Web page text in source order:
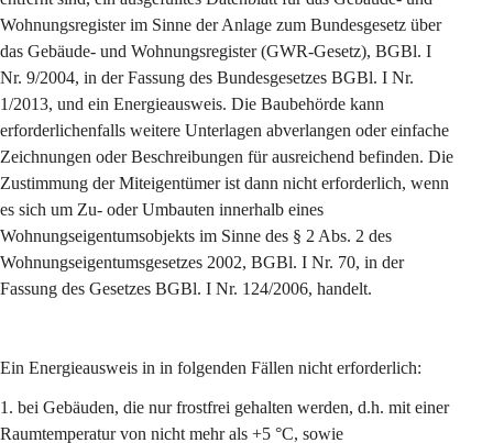
Wohnungsregister im Sinne der Anlage zum Bundesgesetz über
das Gebäude- und Wohnungsregister (GWR-Gesetz), BGBl. I
Nr. 9/2004, in der Fassung des Bundesgesetzes BGBl. I Nr.
1/2013, und ein Energieausweis. Die Baubehörde kann
erforderlichenfalls weitere Unterlagen abverlangen oder einfache
Zeichnungen oder Beschreibungen für ausreichend befinden. Die
Zustimmung der Miteigentümer ist dann nicht erforderlich, wenn
es sich um Zu- oder Umbauten innerhalb eines
Wohnungseigentumsobjekts im Sinne des § 2 Abs. 2 des
Wohnungseigentumsgesetzes 2002, BGBl. I Nr. 70, in der
Fassung des Gesetzes BGBl. I Nr. 124/2006, handelt.
Ein Energieausweis in in folgenden Fällen nicht erforderlich:
1. bei Gebäuden, die nur frostfrei gehalten werden, d.h. mit einer
Raumtemperatur von nicht mehr als +5 °C, sowie